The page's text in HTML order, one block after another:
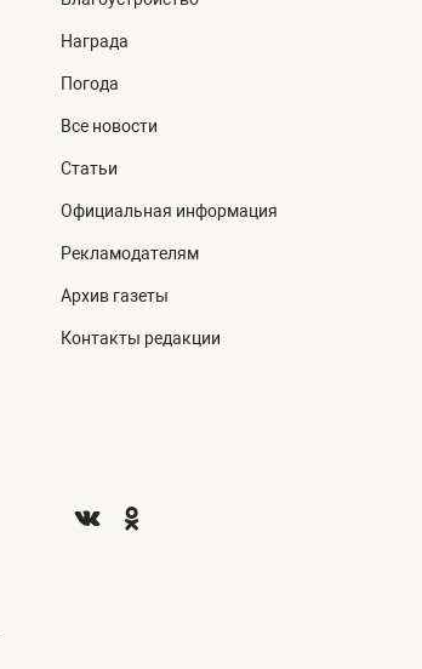
Награда
Погода
Все новости
Статьи
Официальная информация
Рекламодателям
Архив газеты
Контакты редакции